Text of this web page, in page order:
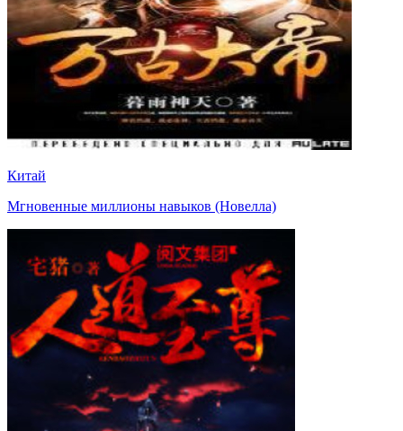
Китай
Мгновенные миллионы навыков (Новелла)